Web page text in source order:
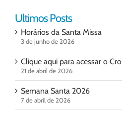
Ultimos Posts
Horários da Santa Missa
3 de junho de 2026
Clique aqui para acessar o
21 de abril de 2026
Semana Santa 2026
7 de abril de 2026